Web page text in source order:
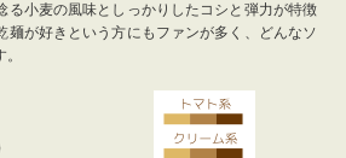
る小麦の風味としっかりしたコシと弾力が特徴
麺が好きという方にもファンが多く、どんなソ